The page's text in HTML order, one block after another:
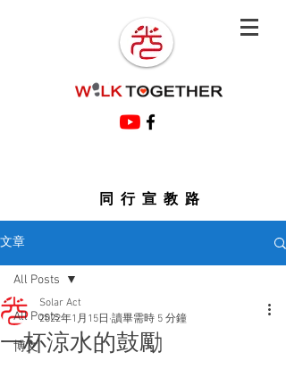
同行宣教路
文章
All Posts
博文
All Posts
一杯涼水的鼓勵
Solar Act
2022年1月15日 讀畢需時 5 分鐘